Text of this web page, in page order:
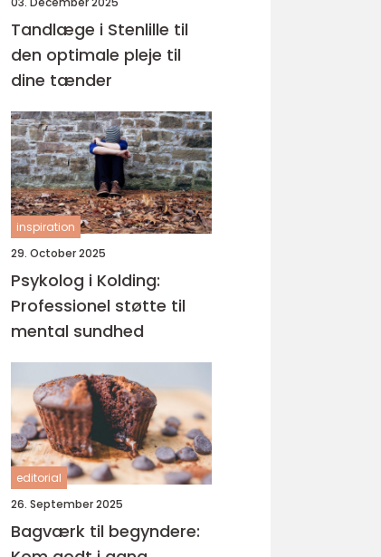
Tandlæge i Stenlille til
den optimale pleje til
dine tænder
inspiration
29. October 2025
Psykolog i Kolding:
Professionel støtte til
mental sundhed
editorial
26. September 2025
Bagværk til begyndere: